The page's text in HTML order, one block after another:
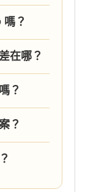
？
在哪？
？
？